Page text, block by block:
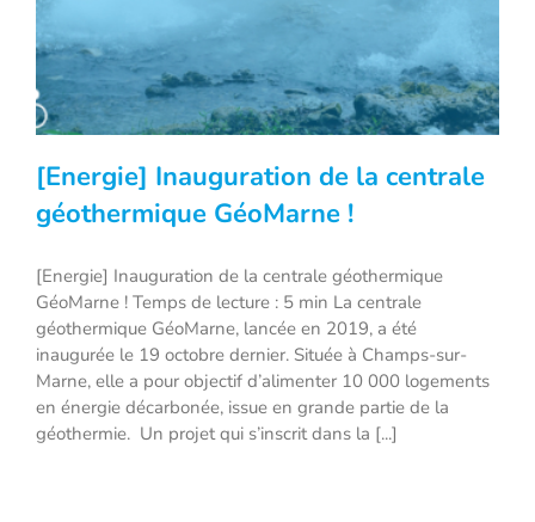
[Energie] Inauguration de la centrale
géothermique GéoMarne !
[Energie] Inauguration de la centrale
géothermique GéoMarne !
[Energie] Inauguration de la centrale géothermique
GéoMarne ! Temps de lecture : 5 min La centrale
géothermique GéoMarne, lancée en 2019, a été
inaugurée le 19 octobre dernier. Située à Champs-sur-
Marne, elle a pour objectif d’alimenter 10 000 logements
en énergie décarbonée, issue en grande partie de la
géothermie. Un projet qui s’inscrit dans la [...]